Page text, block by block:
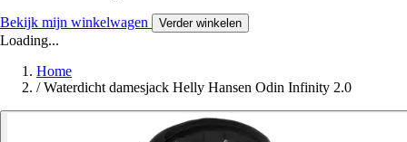
Bekijk mijn winkelwagen Verder winkelen
Loading...
Home
/ Waterdicht damesjack Helly Hansen Odin Infinity 2.0